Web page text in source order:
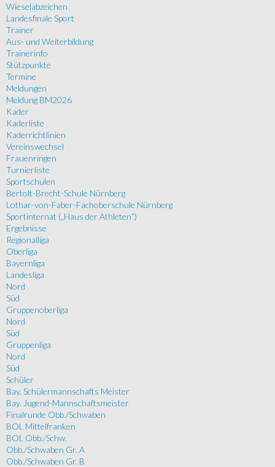
Wieselabzeichen
Landesfinale Sport
Trainer
Aus- und Weiterbildung
Trainerinfo
Stützpunkte
Termine
Meldungen
Meldung BM2026
Kader
Kaderliste
Kaderrichtlinien
Vereinswechsel
Frauenringen
Turnierliste
Sportschulen
Bertolt-Brecht-Schule Nürnberg
Lothar-von-Faber-Fachoberschule Nürnberg
Sportinternat („Haus der Athleten“)
Ergebnisse
Regionalliga
Oberliga
Bayernliga
Landesliga
Nord
Süd
Gruppenoberliga
Nord
Süd
Gruppenliga
Nord
Süd
Schüler
Bay. Schülermannschafts Meister
Bay. Jugend-Mannschaftsmeister
Finalrunde Obb./Schwaben
BOL Mittelfranken
BOL Obb./Schw.
Obb./Schwaben Gr. A
Obb./Schwaben Gr. B